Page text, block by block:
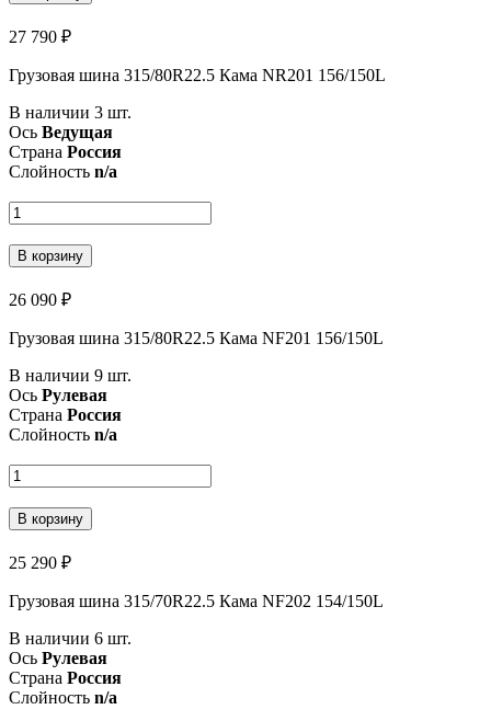
27 790 ₽
Грузовая шина 315/80R22.5 Кама NR201 156/150L
В наличии 3 шт.
Ось Ведущая
Страна Россия
Слойность n/a
В корзину
26 090 ₽
Грузовая шина 315/80R22.5 Кама NF201 156/150L
В наличии 9 шт.
Ось Рулевая
Страна Россия
Слойность n/a
В корзину
25 290 ₽
Грузовая шина 315/70R22.5 Кама NF202 154/150L
В наличии 6 шт.
Ось Рулевая
Страна Россия
Слойность n/a